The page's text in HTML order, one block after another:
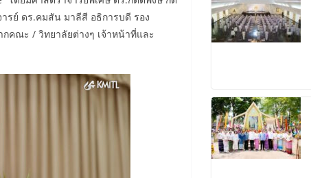
รย์ ดร.คมสัน มาลีสี อธิการบดี รอง
ณะ / วิทยาลัยต่างๆ เจ้าหน้าที่และ